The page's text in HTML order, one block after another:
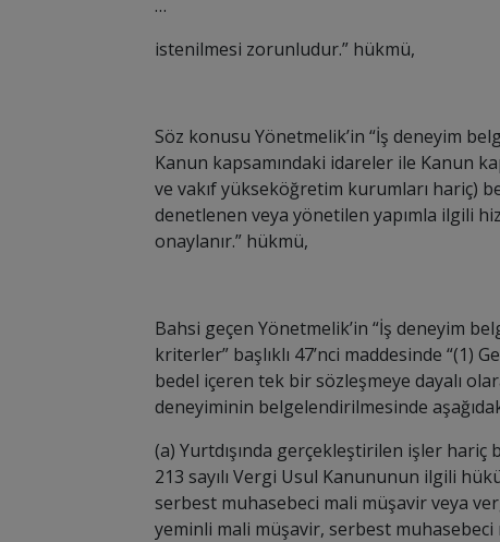
…
istenilmesi zorunludur.” hükmü,
Söz konusu Yönetmelik’in “İş deneyim
Kanun kapsamındaki idareler ile Kanun
ve vakıf yükseköğretim kurumları hariç)
denetlenen veya yönetilen yapımla ilgili
onaylanır.” hükmü,
Bahsi geçen Yönetmelik’in “İş deneyim
kriterler” başlıklı 47’nci maddesinde “(1)
bedel içeren tek bir sözleşmeye dayalı
deneyiminin belgelendirilmesinde
(a) Yurtdışında gerçekleştirilen işler
213 sayılı Vergi Usul Kanununun ilgili
serbest muhasebeci mali müşavir veya
yeminli mali müşavir, serbest